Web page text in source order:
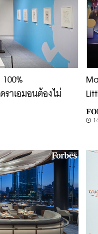
ราเอมอนต้องไม่